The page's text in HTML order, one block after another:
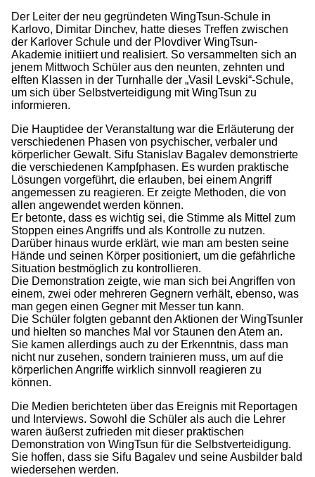
Der Leiter der neu gegründeten WingTsun-Schule in
Karlovo, Dimitar Dinchev, hatte dieses Treffen zwischen
der Karlover Schule und der Plovdiver WingTsun-
Akademie initiiert und realisiert. So versammelten sich an
jenem Mittwoch Schüler aus den neunten, zehnten und
elften Klassen in der Turnhalle der „Vasil Levski“-Schule,
um sich über Selbstverteidigung mit WingTsun zu
informieren.
Die Hauptidee der Veranstaltung war die Erläuterung der
verschiedenen Phasen von psychischer, verbaler und
körperlicher Gewalt. Sifu Stanislav Bagalev demonstrierte
die verschiedenen Kampfphasen. Es wurden praktische
Lösungen vorgeführt, die erlauben, bei einem Angriff
angemessen zu reagieren. Er zeigte Methoden, die von
allen angewendet werden können.
Er betonte, dass es wichtig sei, die Stimme als Mittel zum
Stoppen eines Angriffs und als Kontrolle zu nutzen.
Darüber hinaus wurde erklärt, wie man am besten seine
Hände und seinen Körper positioniert, um die gefährliche
Situation bestmöglich zu kontrollieren.
Die Demonstration zeigte, wie man sich bei Angriffen von
einem, zwei oder mehreren Gegnern verhält, ebenso, was
man gegen einen Gegner mit Messer tun kann.
Die Schüler folgten gebannt den Aktionen der WingTsunler
und hielten so manches Mal vor Staunen den Atem an.
Sie kamen allerdings auch zu der Erkenntnis, dass man
nicht nur zusehen, sondern trainieren muss, um auf die
körperlichen Angriffe wirklich sinnvoll reagieren zu
können.
Die Medien berichteten über das Ereignis mit Reportagen
und Interviews. Sowohl die Schüler als auch die Lehrer
waren äußerst zufrieden mit dieser praktischen
Demonstration von WingTsun für die Selbstverteidigung.
Sie hoffen, dass sie Sifu Bagalev und seine Ausbilder bald
wiedersehen werden.